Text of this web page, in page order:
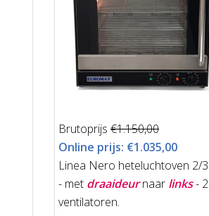
Brutoprijs €1.150,00
Online prijs: €1.035,00
Linea Nero heteluchtoven 2/3
- metdraaideurnaarlinks- 2
ventilatoren.